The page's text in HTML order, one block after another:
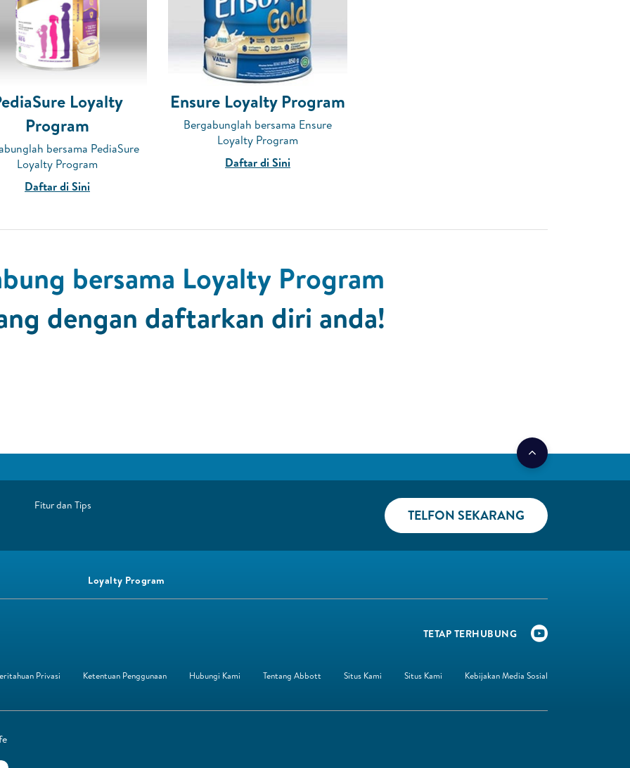
Loyalty
Program
bersama PediaSure
Loyalty Program
Daftar di Sini
Ensure Loyalty Program
Bergabunglah bersama Ensure
Loyalty Program
Daftar di Sini
bersama Loyalty Program
dengan daftarkan diri anda!​
Fitur dan Tips ​
TELFON SEKARANG​
Loyalty Program
TETAP TERHUBUNG​
Privasi Ketentuan Penggunaan Hubungi Kami Tentang Abbott Situs Kami Situs Kami Kebijakan Media Sosial